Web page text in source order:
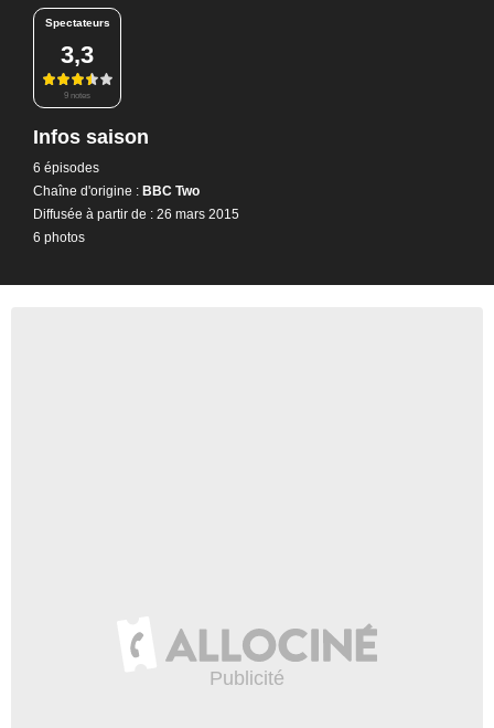
Spectateurs
3,3
9 notes
Infos saison
6 épisodes
Chaîne d'origine : BBC Two
Diffusée à partir de : 26 mars 2015
6 photos